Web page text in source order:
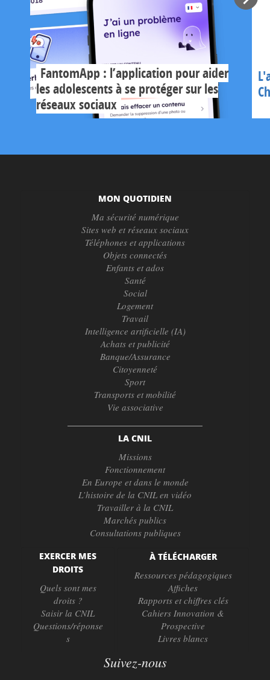
FantomApp : l’application pour aider
les adolescents à se protéger sur les
réseaux sociaux
MON QUOTIDIEN
Ma sécurité numérique
Sites web et réseaux sociaux
Téléphones et applications
Objets connectés
Enfants et ados
Santé
Social
Logement
Travail
Intelligence artificielle (IA)
Achats et publicité
Banque/Assurance
Citoyenneté
Sport
Transports et mobilité
Vie associative
LA CNIL
Missions
Fonctionnement
En Europe et dans le monde
L’histoire de la CNIL en vidéo
Travailler à la CNIL
Marchés publics
Consultations publiques
EXERCER MES
DROITS
Quels sont mes
droits ?
Saisir la CNIL
Questions/réponse
s
À TÉLÉCHARGER
Ressources pédagogiques
Affiches
Rapports et chiffres clés
Cahiers Innovation &
Prospective
Livres blancs
Suivez-nous